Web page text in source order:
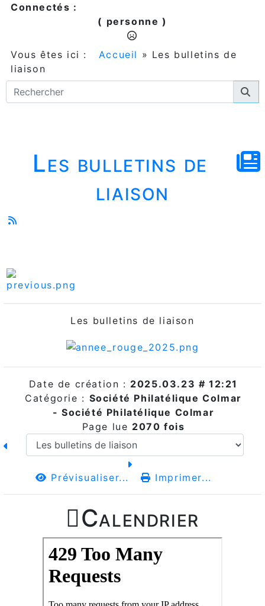
Connectés :
( personne )
Vous êtes ici : Accueil » Les bulletins de
liaison
Calendrier
Les bulletins de
liaison
Les bulletins de liaison
Date de création : 2025.03.23 # 12:21
Catégorie : Société Philatélique Colmar
- Société Philatélique Colmar
Page lue 2070 fois
Prévisualiser... Imprimer...